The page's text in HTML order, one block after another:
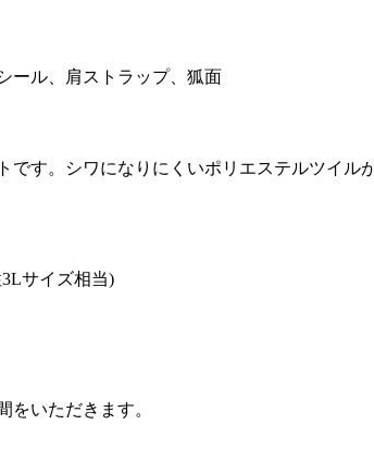
ール、肩ストラップ、狐面
す。シワになりにくいポリエステルツイル
サイズ相当)
いただきます。